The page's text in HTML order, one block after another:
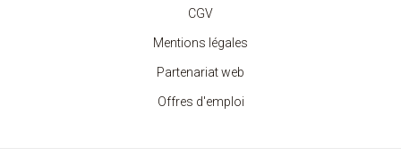
CGV
Mentions légales
Partenariat web
Offres d'emploi